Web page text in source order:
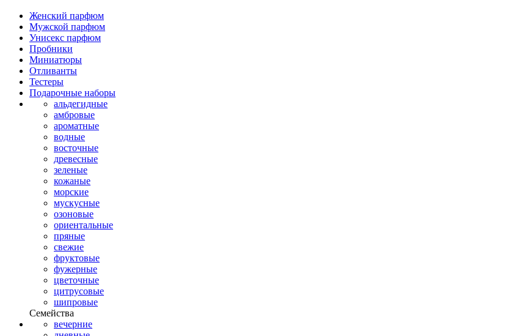
Женский парфюм
Мужской парфюм
Унисекс парфюм
Пробники
Миниатюры
Отливанты
Тестеры
Подарочные наборы
альдегидные
амбровые
ароматные
водные
восточные
древесные
зеленые
кожаные
морские
мускусные
озоновые
ориентальные
пряные
свежие
фруктовые
фужерные
цветочные
цитрусовые
шипровые
Семейства
вечерние